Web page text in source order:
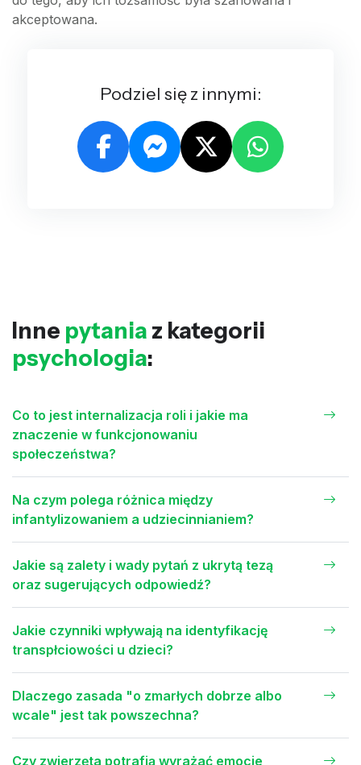
akceptowana.
Podziel się z innymi:
Inne pytania z kategorii
psychologia:
Co to jest internalizacja roli i jakie ma
znaczenie w funkcjonowaniu
społeczeństwa?
Na czym polega różnica między
infantylizowaniem a udziecinnianiem?
Jakie są zalety i wady pytań z ukrytą tezą
oraz sugerujących odpowiedź?
Jakie czynniki wpływają na identyfikację
transpłciowości u dzieci?
Dlaczego zasada "o zmarłych dobrze albo
wcale" jest tak powszechna?
Czy zwierzęta potrafią wyrażać emocje